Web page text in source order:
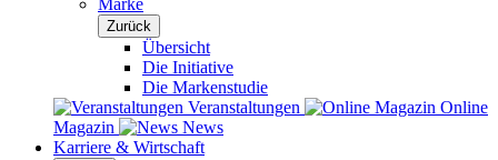
Marke
Zurück
Übersicht
Die Initiative
Die Markenstudie
Veranstaltungen
Online
Magazin
News
Karriere & Wirtschaft